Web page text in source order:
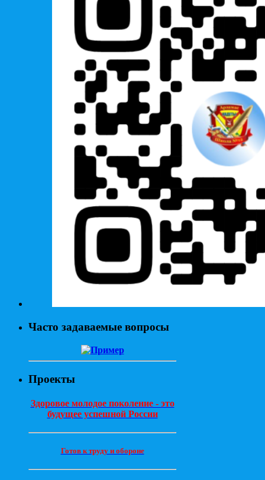
Часто задаваемые вопросы
Проекты
Здоровое молодое поколение - это
будущее успешной России
Готов к труду и обороне